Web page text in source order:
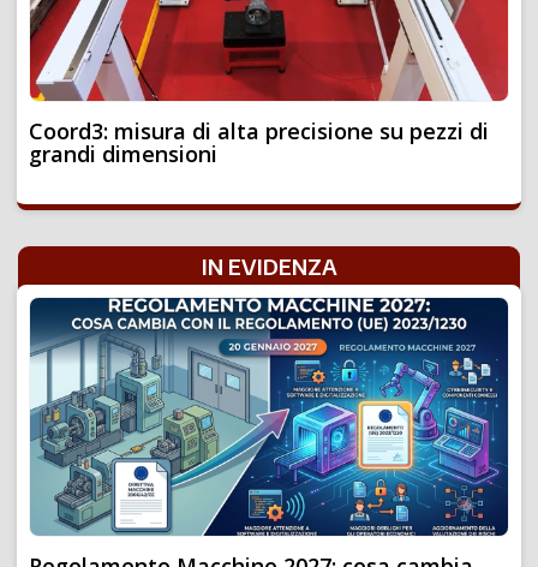
Coord3: misura di alta precisione su pezzi di
grandi dimensioni
IN EVIDENZA